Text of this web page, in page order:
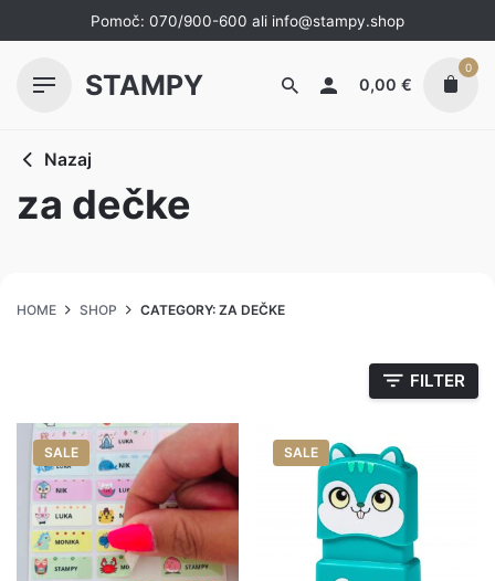
to
Pomoč: 070/900-600 ali info@stampy.shop
STAMPY 0,00 €
0
Nazaj
za dečke
HOME SHOP CATEGORY: ZA DEČKE
FILTER
SALE SALE